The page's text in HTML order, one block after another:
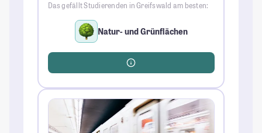
Das gefällt Studierenden in Greifswald am besten:
Natur- und Grünflächen